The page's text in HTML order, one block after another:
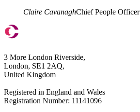
Claire CavanaghChief People Officer
3 More London Riverside,
London, SE1 2AQ,
United Kingdom
Registered in England and Wales
Registration Number: 11141096